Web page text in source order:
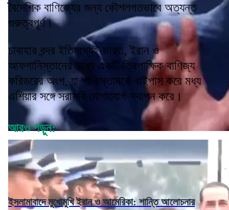
বৈদেশিক বাণিজ্যের জন্য কৌশলগতভাবে অত্যন্ত
গুরুত্বপূর্ণ।
চাবাহার বন্দর ইতিমধ্যেই ভারত, ইরান ও
আফগানিস্তানের মধ্যে একটি ত্রিপাক্ষিক বাণিজ্য
করিডরের অংশ, যা পাকিস্তানকে বাইপাস করে মধ্য
এশিয়ার সঙ্গে সরাসরি যোগাযোগ স্থাপন করে।
আরও পড়ুন:
ইসলামাবাদে মুখোমুখি ইরান ও আমেরিকা: শান্তি আলোচনার